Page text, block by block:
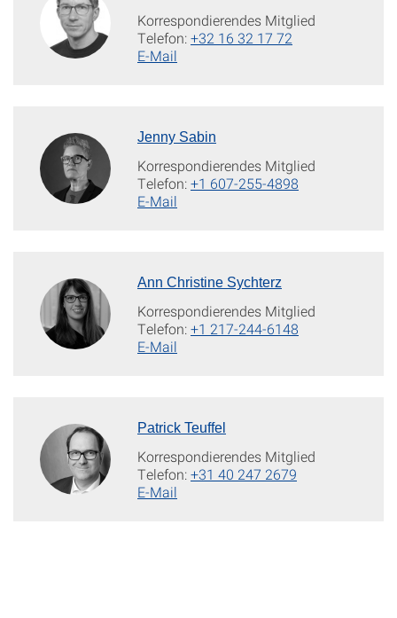
Korrespondierendes Mitglied
Telefon:+32 16 32 17 72
E-Mail
Jenny Sabin
Korrespondierendes Mitglied
Telefon:+1 607-255-4898
E-Mail
Ann Christine Sychterz
Korrespondierendes Mitglied
Telefon:+1 217-244-6148
E-Mail
Patrick Teuffel
Korrespondierendes Mitglied
Telefon:+31 40 247 2679
E-Mail